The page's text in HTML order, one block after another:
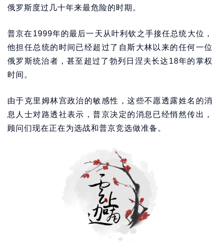
俄罗斯度过几十年来最危险的时期。
普京在1999年的最后一天从叶利钦之手接任总统大位，
他担任总统的时间已经超过了自斯大林以来的任何一位
俄罗斯统治者，甚至超过了勃列日涅夫长达18年的掌权
时间。
由于克里姆林宫政治的敏感性，这些不愿透露姓名的消
息人士对路透社表示，普京决定的消息已经悄然传出，
顾问们现在正在为选战和普京竞选做准备。